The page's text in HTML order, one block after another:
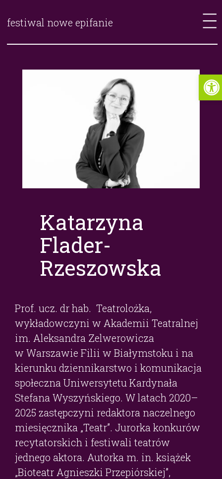
festiwal nowe epifanie
Katarzyna
Flader-
Rzeszowska
Prof. ucz. dr hab. Teatrolożka,
wykładowczyni w Akademii Teatralnej
im. Aleksandra Zelwerowicza
w Warszawie Filii w Białymstoku i na
kierunku dziennikarstwo i komunikacja
społeczna Uniwersytetu Kardynała
Stefana Wyszyńskiego. W latach 2020–
2025 zastępczyni redaktora naczelnego
miesięcznika „Teatr”. Jurorka konkurów
recytatorskich i festiwali teatrów
jednego aktora. Autorka m. in. książek
„Bioteatr Agnieszki Przepiórskiej”,